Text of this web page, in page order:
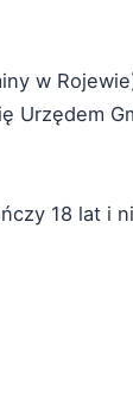
w
Urzędem
18 lat i